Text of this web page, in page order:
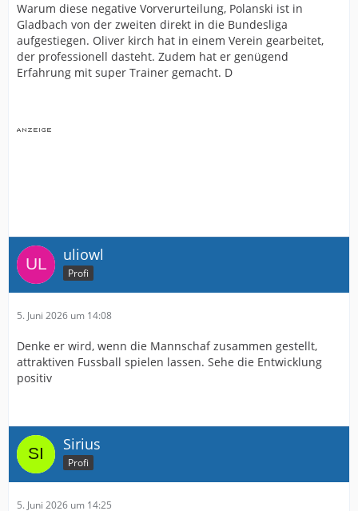
Warum diese negative Vorverurteilung, Polanski ist in
Gladbach von der zweiten direkt in die Bundesliga
aufgestiegen. Oliver kirch hat in einem Verein gearbeitet,
der professionell dasteht. Zudem hat er genügend
Erfahrung mit super Trainer gemacht. D
uliowl
Profi
5. Juni 2026 um 14:08
Denke er wird, wenn die Mannschaf zusammen gestellt,
attraktiven Fussball spielen lassen. Sehe die Entwicklung
positiv
Sirius
Profi
5. Juni 2026 um 14:25